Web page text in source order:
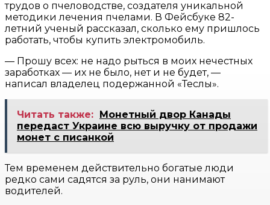
трудов о пчеловодстве, создателя уникальной
методики лечения пчелами. В Фейсбуке 82-
летний ученый рассказал, сколько ему пришлось
работать, чтобы купить электромобиль.
— Прошу всех: не надо рыться в моих нечестных
заработках — их не было, нет и не будет, —
написал владелец подержанной «Теслы».
Читать также: Монетный двор Канады
передаст Украине всю выручку от продажи
монет с писанкой
Тем временем действительно богатые люди
редко сами садятся за руль, они нанимают
водителей.